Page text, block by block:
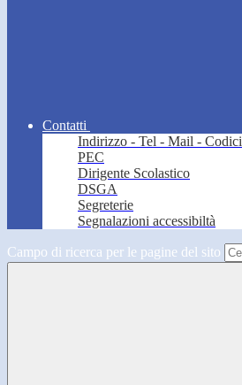
Contatti
Indirizzo - Tel - Mail - Codici
PEC
Dirigente Scolastico
DSGA
Segreterie
Segnalazioni accessibiltà
Campo di ricerca per le pagine del sito